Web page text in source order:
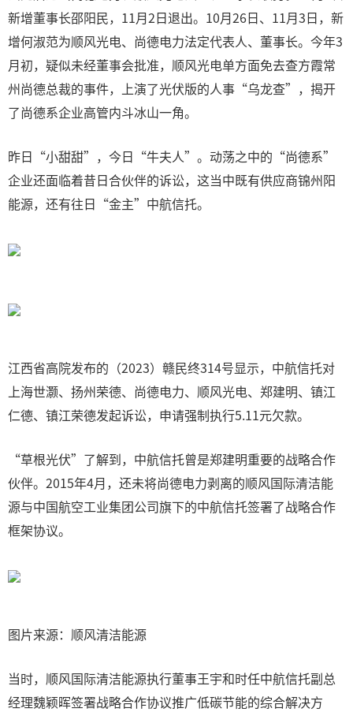
新增董事长邵阳民，11月2日退出。10月26日、11月3日，新
增何淑范为顺风光电、尚德电力法定代表人、董事长。今年3
月初，疑似未经董事会批准，顺风光电单方面免去查方霞常
州尚德总裁的事件，上演了光伏版的人事“乌龙查”，揭开
了尚德系企业高管内斗冰山一角。
昨日“小甜甜”，今日“牛夫人”。动荡之中的“尚德系”
企业还面临着昔日合伙伴的诉讼，这当中既有供应商锦州阳
能源，还有往日“金主”中航信托。
江西省高院发布的（2023）赣民终314号显示，中航信托对
上海世灏、扬州荣德、尚德电力、顺风光电、郑建明、镇江
仁德、镇江荣德发起诉讼，申请强制执行5.11元欠款。
“草根光伏”了解到，中航信托曾是郑建明重要的战略合作
伙伴。2015年4月，还未将尚德电力剥离的顺风国际清洁能
源与中国航空工业集团公司旗下的中航信托签署了战略合作
框架协议。
图片来源：顺风清洁能源
当时，顺风国际清洁能源执行董事王宇和时任中航信托副总
经理魏颖晖签署战略合作协议推广低碳节能的综合解决方